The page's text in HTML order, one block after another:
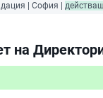
| София |
на